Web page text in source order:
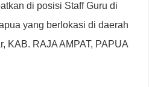
di posisi Staff Guru di
yang berlokasi di daerah
KAB. RAJA AMPAT, PAPUA